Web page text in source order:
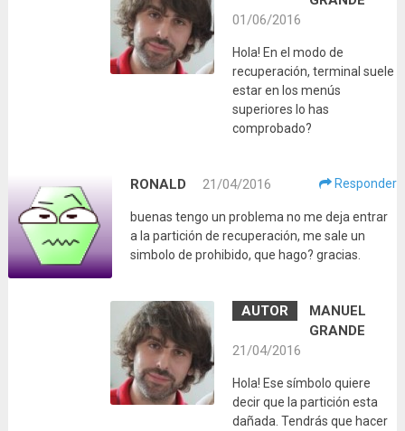
01/06/2016
Hola! En el modo de
recuperación, terminal suele
estar en los menús
superiores lo has
comprobado?
RONALD 21/04/2016 Responder
buenas tengo un problema no me deja entrar
a la partición de recuperación, me sale un
simbolo de prohibido, que hago? gracias.
MANUEL
GRANDE
21/04/2016
Hola! Ese símbolo quiere
decir que la partición esta
dañada. Tendrás que hacer